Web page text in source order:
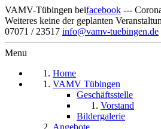
VAMV-Tübingen beifacebook ---
Weiteres keine der geplanten
07071 / 23517 info@vamv-tuebingen.de
Menu
Home
VAMV Tübingen
Geschäftsstelle
Vorstand
Bildergalerie
Angebote